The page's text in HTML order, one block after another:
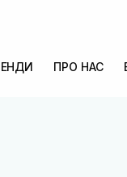
ПРО НАС